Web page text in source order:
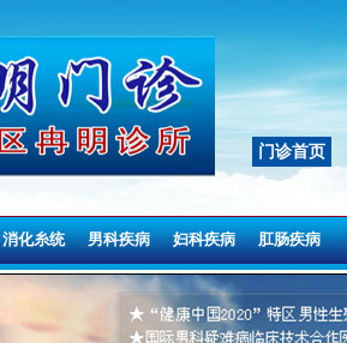
门诊首页
消化糸统
消化糸统
男科疾病
男科疾病
妇科疾病
妇科疾病
肛肠疾病